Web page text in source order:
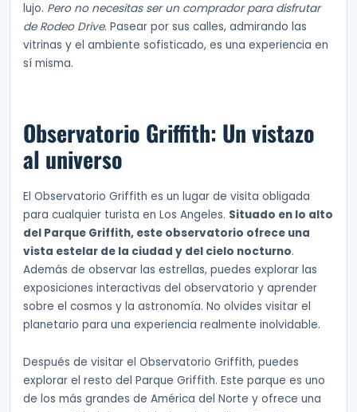
lujo. Pero no necesitas ser un comprador para disfrutar
de Rodeo Drive. Pasear por sus calles, admirando las
vitrinas y el ambiente sofisticado, es una experiencia en
sí misma.
Observatorio Griffith: Un vistazo
al universo
El Observatorio Griffith es un lugar de visita obligada
para cualquier turista en Los Angeles. Situado en lo alto
del Parque Griffith, este observatorio ofrece una
vista estelar de la ciudad y del cielo nocturno.
Además de observar las estrellas, puedes explorar las
exposiciones interactivas del observatorio y aprender
sobre el cosmos y la astronomía. No olvides visitar el
planetario para una experiencia realmente inolvidable.
Después de visitar el Observatorio Griffith, puedes
explorar el resto del Parque Griffith. Este parque es uno
de los más grandes de América del Norte y ofrece una